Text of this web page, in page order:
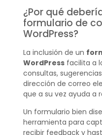
¿Por qué
formulario de
WordPress?
La inclusión de un
WordPressfacilita a
consultas,
dirección de correo
que a su vez ayuda a
Un formulario bien
herramienta para
recibir feedback y